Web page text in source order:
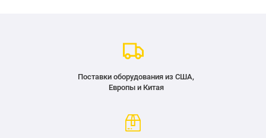
Поставки оборудования из США,
Европы и Китая